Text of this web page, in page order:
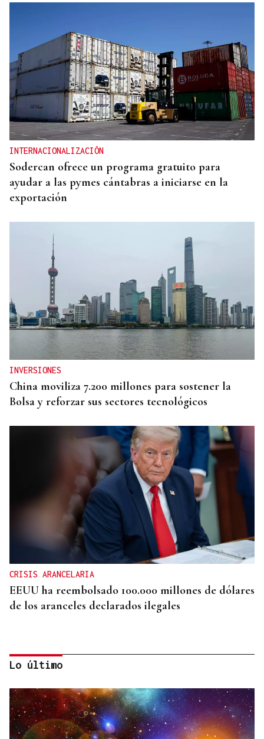
INTERNACIONALIZACIÓN
Sodercan ofrece un programa gratuito para
ayudar a las pymes cántabras a iniciarse en la
exportación
INVERSIONES
China moviliza 7.200 millones para sostener la
Bolsa y reforzar sus sectores tecnológicos
CRISIS ARANCELARIA
EEUU ha reembolsado 100.000 millones de dólares
de los aranceles declarados ilegales
Lo último